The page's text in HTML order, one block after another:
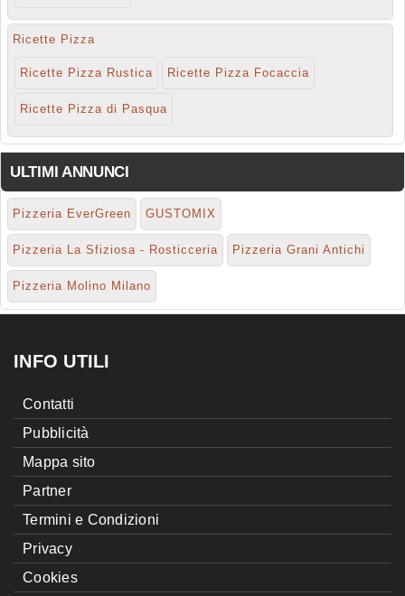
Ricette Pizza
Ricette Pizza Rustica Ricette Pizza Focaccia
Ricette Pizza di Pasqua
ULTIMI ANNUNCI
Pizzeria EverGreen GUSTOMIX
Pizzeria La Sfiziosa - Rosticceria Pizzeria Grani Antichi
Pizzeria Molino Milano
INFO UTILI
Contatti
Pubblicità
Mappa sito
Partner
Termini e Condizioni
Privacy
Cookies